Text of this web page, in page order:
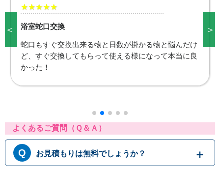
★★★★★
台所蛇口交換
今日、台所蛇口の水漏れに気がつき水道職人さんへお
願いしましたが、まさか本日対応くださるとは思って
いなかったので、早急な対応に大変感謝しておりま
＜ ＞
よくあるご質問（Ｑ＆Ａ）
お見積もりは無料でしょうか？